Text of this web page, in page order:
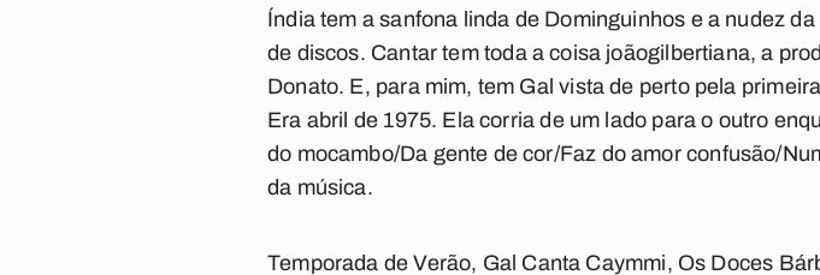
Índiatem a sanfona linda de Dominguinhos e a nudez
de discos. Cantar tem toda a coisa joãogilbertiana, a
Donato. E, para mim, tem Gal vista de perto pela
Era abril de 1975. Ela corria de um lado para o outro
do mocambo/Da gente de cor/Faz do amor confusão/
da música.
Temporada de Verão, Gal Canta Caymmi, Os Doces